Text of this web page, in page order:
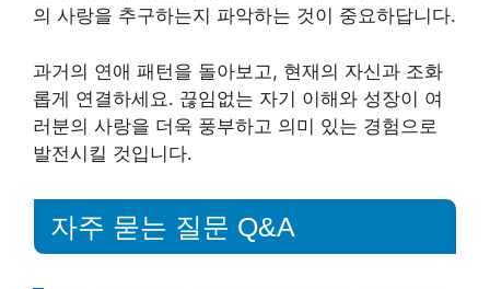
의 사랑을 추구하는지 파악하는 것이 중요하답니다.
과거의 연애 패턴을 돌아보고, 현재의 자신과 조화
롭게 연결하세요. 끊임없는 자기 이해와 성장이 여
러분의 사랑을 더욱 풍부하고 의미 있는 경험으로
발전시킬 것입니다.
자주 묻는 질문 Q&A